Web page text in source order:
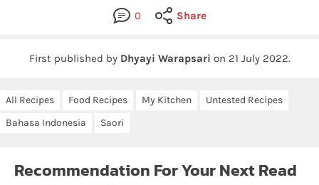
0 Share
First published by Dhyayi Warapsari on 21 July 2022.
All Recipes Food Recipes My Kitchen
Untested Recipes
Bahasa Indonesia
Saori
Recommendation For Your Next Read